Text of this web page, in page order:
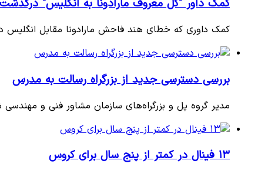
کمک داور "گل معروف مارادونا به انگلیس" درگذشت
کمک داوری که خطای هند فاحش مارادونا مقابل انگلیس در جام جهانی 1986 را
بررسی دسترسی جدید از بزرگراه رسالت به مدرس
مدیر گروه پل و بزرگراه‌های سازمان مشاور فنی و
۱۳ فینال در کمتر از پنج سال برای کروس